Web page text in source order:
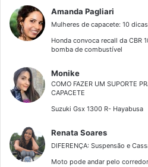
Amanda Pagliari
Mulheres de capacete: 10
Honda convoca recall da CBR
bomba de combustível
Monike
COMO FAZER UM SUPORTE
CAPACETE
Suzuki Gsx 1300 R- Hayabusa
Renata Soares
DIFERENÇA: Suspensão e
Moto pode andar pelo